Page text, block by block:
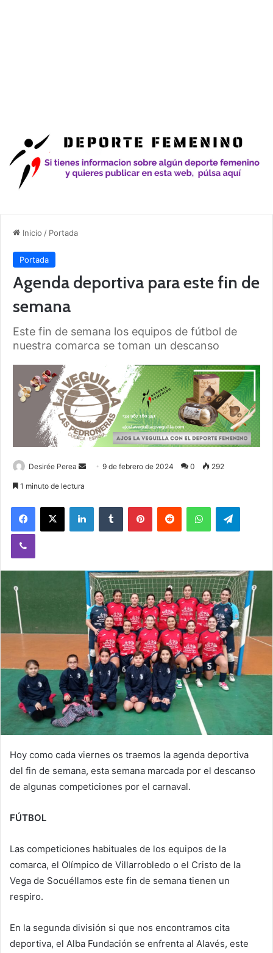
Inicio / Portada
Portada
Agenda deportiva para este fin de
semana
Este fin de semana los equipos de fútbol de
nuestra comarca se toman un descanso
Desirée Perea
m
a
i
l
9 de febrero de 2024 0 292
1 minuto de lectura
Hoy como cada viernes os traemos la agenda deportiva
del fin de semana, esta semana marcada por el descanso
de algunas competiciones por el carnaval.
FÚTBOL
Las competiciones habituales de los equipos de la
comarca, el Olímpico de Villarrobledo o el Cristo de la
Vega de Socuéllamos este fin de semana tienen un
respiro.
En la segunda división si que nos encontramos cita
deportiva, el Alba Fundación se enfrenta al Alavés, este